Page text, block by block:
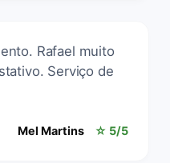
Rafael muito
Serviço de
Mel Martins ☆ 5/5